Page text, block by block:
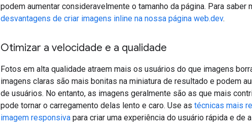
podem aumentar consideravelmente o tamanho da página. Para saber
desvantagens de criar imagens inline na nossa página web.dev.
Otimizar a velocidade e a qualidade
Fotos em alta qualidade atraem mais os usuários do que imagens
imagens claras são mais bonitas na miniatura de resultado e podem
de usuários. No entanto, as imagens geralmente são as que mais
pode tornar o carregamento delas lento e caro. Use as técnicas mais
imagem responsiva para criar uma experiência do usuário rápida e de